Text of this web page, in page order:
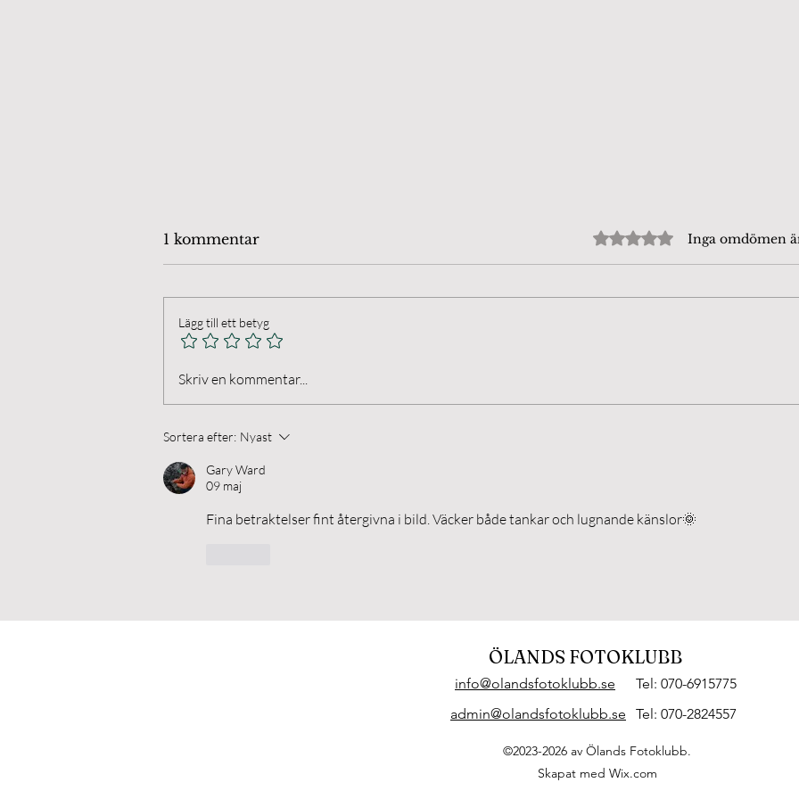
Öland Chamber Players.
1 kommentar Betygsatt till 0 av 5
Inga omdömen
Lägg till ett betyg
Skriv en kommentar...
Sortera efter: Nyast
Gary Ward
09 maj
Fina betraktelser fint återgivna i bild. Väcker både tankar och lugnande känslor🌞
ÖLANDS FOTOKLUBB
info@olandsfotoklubb.se
Tel: 070-6915775
admin@olandsfotoklubb.se
Tel: 070-2824557
©2023-2026 av Ölands Fotoklubb.
Skapat med Wix.com